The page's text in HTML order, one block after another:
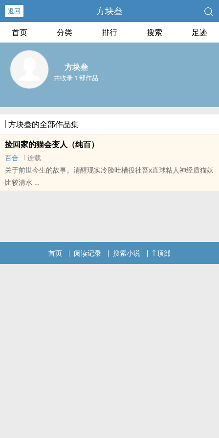
返回 方块叁
首页 分类 排行 搜索 足迹
方块叁
共收录 1 部作品
方块叁的全部作品集
捡回家的猫会变人（纯百）
百合
连载
关于前世今生的故事。清醒现实冷脸吐槽役社畜x直球粘人神经质猫妖
比较清水
首页 阅读记录 搜索小说 顶部